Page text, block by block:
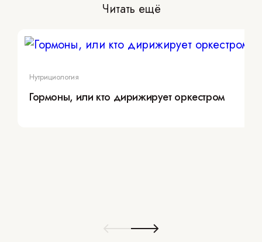
Читать ещё
Нутрициология
Гормоны, или кто дирижирует оркестром